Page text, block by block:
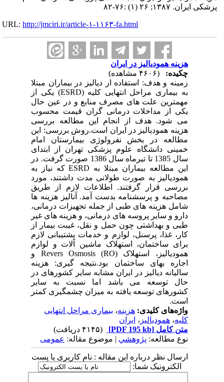
پزشکی ایران. ۱۳۸۷; ۲۶ (۱) :۷۶-۸۲
URL:http://jmciri.ir/article-۱-۱۱۶۳-fa.html
هزینه همودیالیز در ایران
چکیده:
زمینه و هدف: استفاده از دیالیز در بیماران مبتلا
به بیماری مراحل انتهایی کلیه (ESRD) یکی از
مهمترین علت های مصرف منابع و در عین حال
یکی از مداخلات درمانی گران قیمت محسوب
می شود. هدف از انجام این مطالعه بررسی
هزینه همودیالیز در ایران است.روش بررسی: این
مطالعه در بخش نفرولوژی بیمارستان امام
خمینی دانشگاه علوم پزشکی تهران از ابتدای
سال 1385 تا تیرماه سال 1386 صورت گرفت. در
این مطالعه بیماران مبتلا به ESRD که نیاز به
همودیالیز به صورت طولانی مدت داشتند، مورد
بررسی قرار گرفتند. اطلاعات لازم از طریق
مصاحبه و پرسشنامه بدست آمد. آنالیز هزینه ها
شامل هزینه های طبی از جمله تجهیزات درمانی،
دارو و سایر پروسه های درمانی، و هزینه های غیر
طبی و بهداشتی چون حمل و نقل، غیبت بیمار از
کار، غذا، پرسنل، لوازم و خدمات پشتیبانی لازم
برای ساختمان، استهلاک ماشین آلات و لوازم
همودیالیز، استهلاک Revers Osmosis (RO) و
اجاره بهای ساختمان بود.نتیجه گیری: هزینه
سالیانه دیالیز در ایران مشابه سایر کشورهای در
حال توسعه می باشد اما نسبت به سایر
کشورهای توسعه یافته به میزان چشمگیری کمتر
است.
واژه‌های کلیدی:هزینه،بیماری مراحل انتهایی
کلیه،همودیالیز، ایران
متن کامل[PDF 195 kb]
نوع مطالعه:پژوهشي| موضوع مقاله:عمومى
ارسال نظر درباره این مقاله : نام کاربری یا پست
الکترونیک شما: